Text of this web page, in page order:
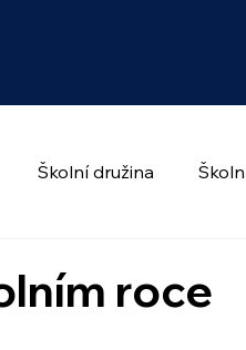
Školní družina
roce